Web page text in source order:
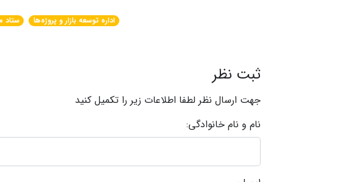
اداره توسعه بازار و پروژه‌ها ستاد
ثبت نظر
جهت ارسال نظر لطفا اطلاعات زیر را تکمیل کنید
نام و نام خانوادگی: